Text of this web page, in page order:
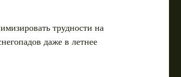
трудности на
даже в летнее